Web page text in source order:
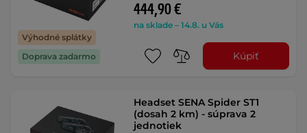
Výhodné splátky
Doprava zadarmo
444,90 €
na sklade – 14.8. u Vás
Kúpiť
Headset SENA Spider ST1
(dosah 2 km) - súprava 2
jednotiek